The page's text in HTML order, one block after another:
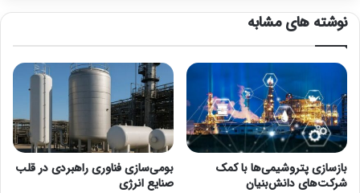
نوشته های مشابه
بازسازی پتروشیمی‌ها با کمک
شرکت‌های دانش‌بنیان
بومی‌سازی فناوری راهبردی در قلب
صنایع انرژی